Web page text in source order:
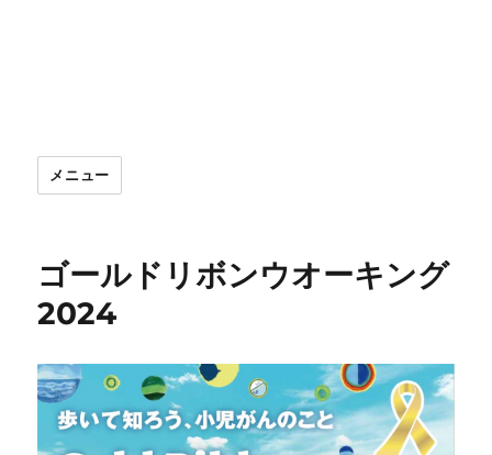
メニュー
ゴールドリボンウオーキング
2024